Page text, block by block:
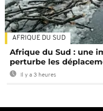
AFRIQUE DU SUD
Afrique du Sud : une
perturbe les
Il y a 3 heures